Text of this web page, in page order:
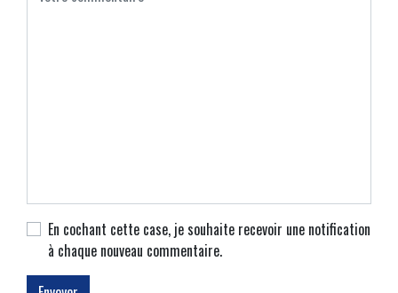
En cochant cette case, je souhaite recevoir une notification
à chaque nouveau commentaire.